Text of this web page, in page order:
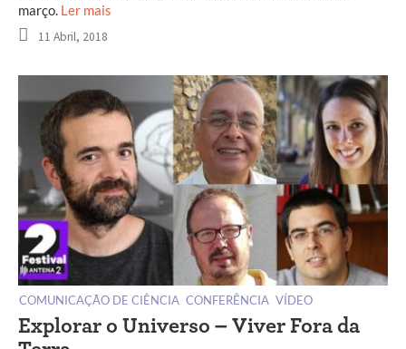
março. Ler mais
11 Abril, 2018
COMUNICAÇÃO DE CIÊNCIA CONFERÊNCIA VÍDEO
Explorar o Universo – Viver Fora da